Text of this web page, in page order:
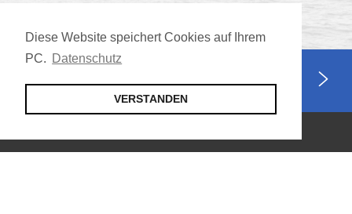
Diese Website speichert Cookies auf Ihrem
PC. Datenschutz
VERSTANDEN